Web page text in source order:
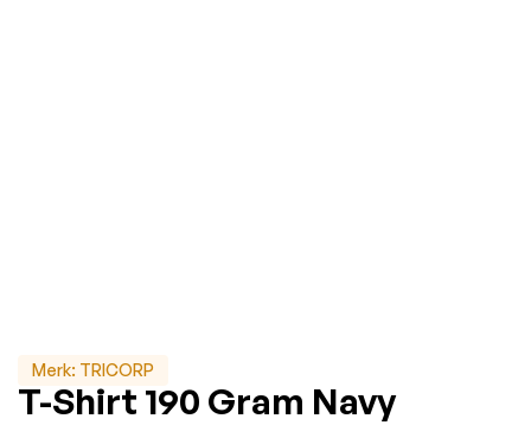
Merk: TRICORP
T-Shirt 190 Gram Navy